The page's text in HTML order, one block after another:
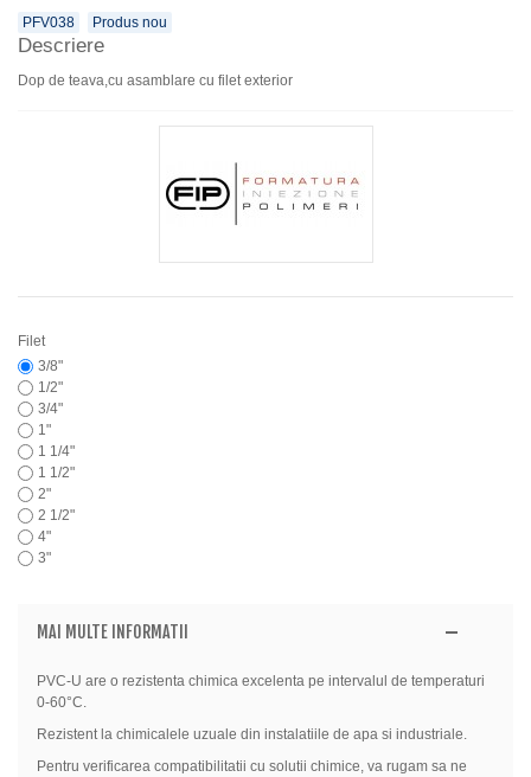
PFV038 Produs nou
Descriere
Dop de teava,cu asamblare cu filet exterior
Filet
3/8"
1/2"
3/4"
1"
1 1/4"
1 1/2"
2"
2 1/2"
4"
3"
MAI MULTE INFORMATII
PVC-U are o rezistenta chimica excelenta pe intervalul de temperaturi
0-60°C.
Rezistent la chimicalele uzuale din instalatiile de apa si industriale.
Pentru verificarea compatibilitatii cu solutii chimice, va rugam sa ne